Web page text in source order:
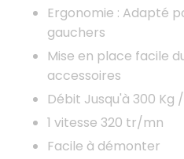
Ergonomie : Adapté
gauchers
Mise en place facile
accessoires
Débit Jusqu'à 300 Kg
1 vitesse 320 tr/mn
Facile à démonter